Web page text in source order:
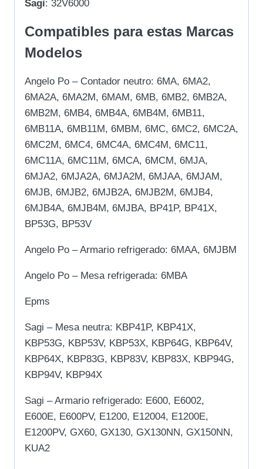
Sagi: 32V6000
Compatibles para estas Marcas
Modelos
Angelo Po – Contador neutro: 6MA, 6MA2,
6MA2A, 6MA2M, 6MAM, 6MB, 6MB2, 6MB2A,
6MB2M, 6MB4, 6MB4A, 6MB4M, 6MB11,
6MB11A, 6MB11M, 6MBM, 6MC, 6MC2, 6MC2A,
6MC2M, 6MC4, 6MC4A, 6MC4M, 6MC11,
6MC11A, 6MC11M, 6MCA, 6MCM, 6MJA,
6MJA2, 6MJA2A, 6MJA2M, 6MJAA, 6MJAM,
6MJB, 6MJB2, 6MJB2A, 6MJB2M, 6MJB4,
6MJB4A, 6MJB4M, 6MJBA, BP41P, BP41X,
BP53G, BP53V
Angelo Po – Armario refrigerado: 6MAA, 6MJBM
Angelo Po – Mesa refrigerada: 6MBA
Epms
Sagi – Mesa neutra: KBP41P, KBP41X,
KBP53G, KBP53V, KBP53X, KBP64G, KBP64V,
KBP64X, KBP83G, KBP83V, KBP83X, KBP94G,
KBP94V, KBP94X
Sagi – Armario refrigerado: E600, E6002,
E600E, E600PV, E1200, E12004, E1200E,
E1200PV, GX60, GX130, GX130NN, GX150NN,
KUA2